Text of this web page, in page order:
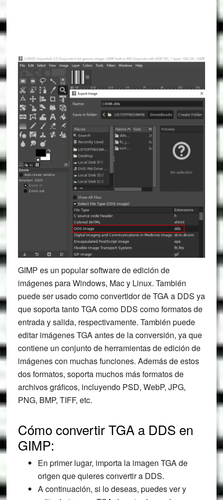
GIMP es un popular software de edición de
imágenes para Windows, Mac y Linux. También
puede ser usado como convertidor de TGA a DDS ya
que soporta tanto TGA como DDS como formatos de
entrada y salida, respectivamente. También puede
editar imágenes TGA antes de la conversión, ya que
contiene un conjunto de herramientas de edición de
imágenes con muchas funciones. Además de estos
dos formatos, soporta muchos más formatos de
archivos gráficos, incluyendo PSD, WebP, JPG,
PNG, BMP, TIFF, etc.
Cómo convertir TGA a DDS en
GIMP:
En primer lugar, importa la imagen TGA de
origen que quieres convertir a DDS.
A continuación, si lo deseas, puedes ver y